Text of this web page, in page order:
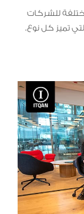
للشركات
تميز كل نوع.